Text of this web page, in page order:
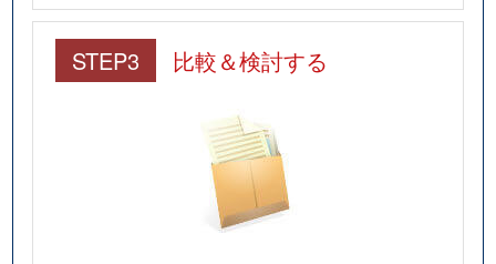
STEP3 比較＆検討する